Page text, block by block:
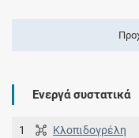
Ενεργά συστατικά
1 Κλοπιδογρέλη